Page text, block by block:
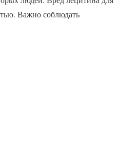
Важно соблюдать